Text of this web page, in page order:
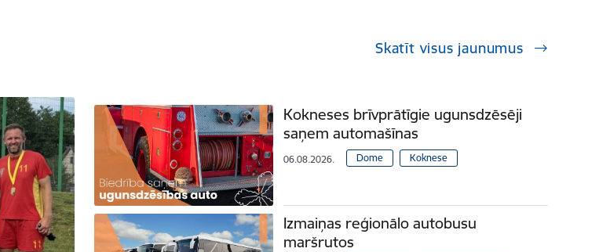
Skatīt visus jaunumus
Kokneses brīvprātīgie ugunsdzēsēji
saņem automašīnas
06.08.2026. Dome Koknese
Izmaiņas reģionālo autobusu
maršrutos